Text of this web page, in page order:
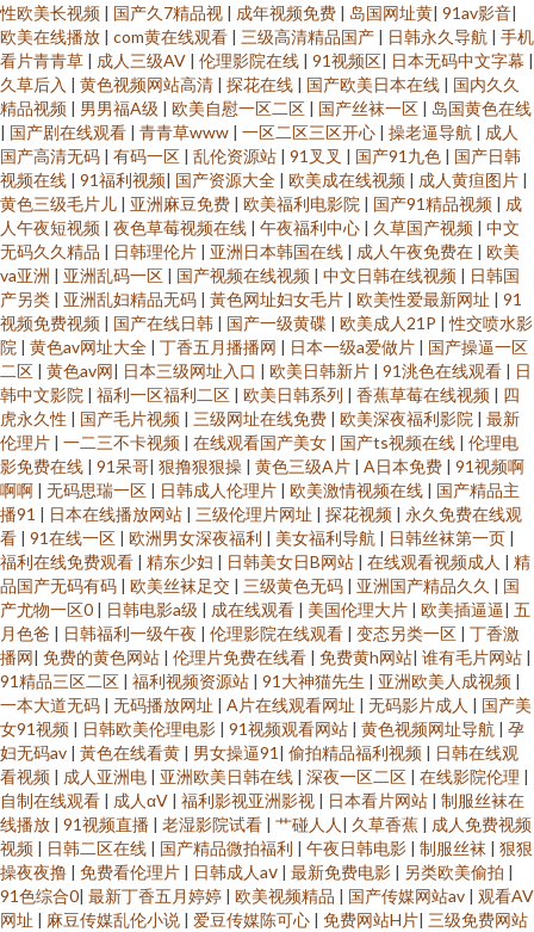
性欧美长视频 | 国产久7精品视 | 成年视频免费 | 岛国网址黄| 91av影音|
欧美在线播放 | com黄在线观看 | 三级高清精品国产 | 日韩永久导航 | 手机
看片青青草 | 成人三级AV | 伦理影院在线 | 91视频区| 日本无码中文字幕 |
久草后入 | 黄色视频网站高清 | 探花在线 | 国产欧美日本在线 | 国内久久
精品视频 | 男男福A级 | 欧美自慰一区二区 | 国产丝袜一区 | 岛国黄色在线
| 国产剧在线观看 | 青青草www | 一区二区三区开心 | 操老逼导航 | 成人
国产高清无码 | 有码一区 | 乱伦资源站 | 91叉叉 | 国产91九色 | 国产日韩
视频在线 | 91福利视频| 国产资源大全 | 欧美成在线视频 | 成人黄疸图片 |
黄色三级毛片儿 | 亚洲麻豆免费 | 欧美福利电影院 | 国产91精品视频 | 成
人午夜短视频 | 夜色草莓视频在线 | 午夜福利中心 | 久草国产视频 | 中文
无码久久精品 | 日韩理伦片 | 亚洲日本韩国在线 | 成人午夜免费在 | 欧美
va亚洲 | 亚洲乱码一区 | 国产视频在线视频 | 中文日韩在线视频 | 日韩国
产另类 | 亚洲乱妇精品无码 | 黃色网址妇女毛片 | 欧美性爱最新网址 | 91
视频免费视频 | 国产在线日韩 | 国产一级黄碟 | 欧美成人21P |性交喷水影
院 | 黄色av网址大全 | 丁香五月播播网 | 日本一级a爱做片 | 国产操逼一区
二区 | 黄色av网| 日本三级网址入口 | 欧美日韩新片 | 91洮色在线观看 | 日
韩中文影院 | 福利一区福利二区 | 欧美日韩系列 | 香蕉草莓在线视频 | 四
虎永久性 | 国产毛片视频 | 三级网址在线免费 | 欧美深夜福利影院 | 最新
伦理片 | 一二三不卡视频 | 在线观看国产美女 | 国产ts视频在线 | 伦理电
影免费在线 | 91呆哥| 狠撸狠狠操 | 黄色三级A片 | A日本免费 | 91视频啊
啊啊 | 无码思瑞一区 | 日韩成人伦理片 | 欧美激情视频在线 | 国产精品主
播91 | 日本在线播放网站 | 三级伦理片网址 | 探花视频 | 永久免费在线观
看 | 91在线一区 | 欧洲男女深夜福利 | 美女福利导航 | 日韩丝袜第一页 |
福利在线免费观看 | 精东少妇 | 日韩美女日B网站 | 在线观看视频成人 | 精
品国产无码有码 | 欧美丝袜足交 | 三级黄色无码 | 亚洲国产精品久久 | 国
产尤物一区0 | 日韩电影a级 | 成在线观看 | 美国伦理大片 | 欧美插逼逼| 五
月色爸 | 日韩福利一级午夜 | 伦理影院在线观看 | 变态另类一区 | 丁香激
播网| 免费的黄色网站 | 伦理片免费在线看 | 免费黄h网站| 谁有毛片网站 |
91精品三区二区 | 福利视频资源站 | 91大神猫先生 | 亚洲欧美人成视频 |
一本大道无码 | 无码播放网址 | A片在线观看网址 | 无码影片成人 | 国产美
女91视频 | 日韩欧美伦理电影 | 91视频观看网站 | 黄色视频网址导航 | 孕
妇无码av | 黃色在线看黄 | 男女操逼91 | 偷拍精品福利视频 | 日韩在线观
看视频 | 成人亚洲电 | 亚洲欧美日韩在线 | 深夜一区二区 | 在线影院伦理 |
自制在线观看 | 成人αⅤ | 福利影视亚洲影视 | 日本看片网站 | 制服丝袜在
线播放 | 91视频直播 | 老湿影院试看 | 艹碰人人 | 久草香蕉 | 成人免费视频
视频 | 日韩二区在线 | 国产精品微拍福利 | 午夜日韩电影 | 制服丝袜 | 狠狠
操夜夜撸 | 免费看伦理片 | 日韩成人aⅴ | 最新免费电影 | 另类欧美偷拍 |
91色综合0| 最新丁香五月婷婷 | 欧美视频精品 | 国产传媒网站av | 观看AV
网址 | 麻豆传媒乱伦小说 | 爱豆传媒陈可心 | 免费网站H片| 三级免费网站